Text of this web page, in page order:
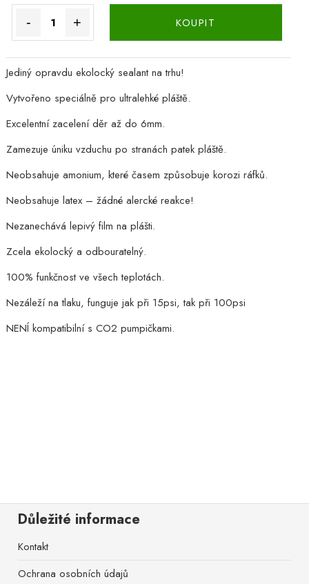
- + KOUPIT
Jediný opravdu ekolocký sealant na trhu!
Vytvořeno speciálně pro ultralehké pláště.
Excelentní zacelení děr až do 6mm.
Zamezuje úniku vzduchu po stranách patek pláště.
Neobsahuje amonium, které časem způsobuje korozi ráfků.
Neobsahuje latex – žádné alercké reakce!
Nezanechává lepivý film na plášti.
Zcela ekolocký a odbouratelný.
100% funkčnost ve všech teplotách.
Nezáleží na tlaku, funguje jak při 15psi, tak při 100psi
NENÍ kompatibilní s CO2 pumpičkami.
Důležité informace
Kontakt
Ochrana osobních údajů